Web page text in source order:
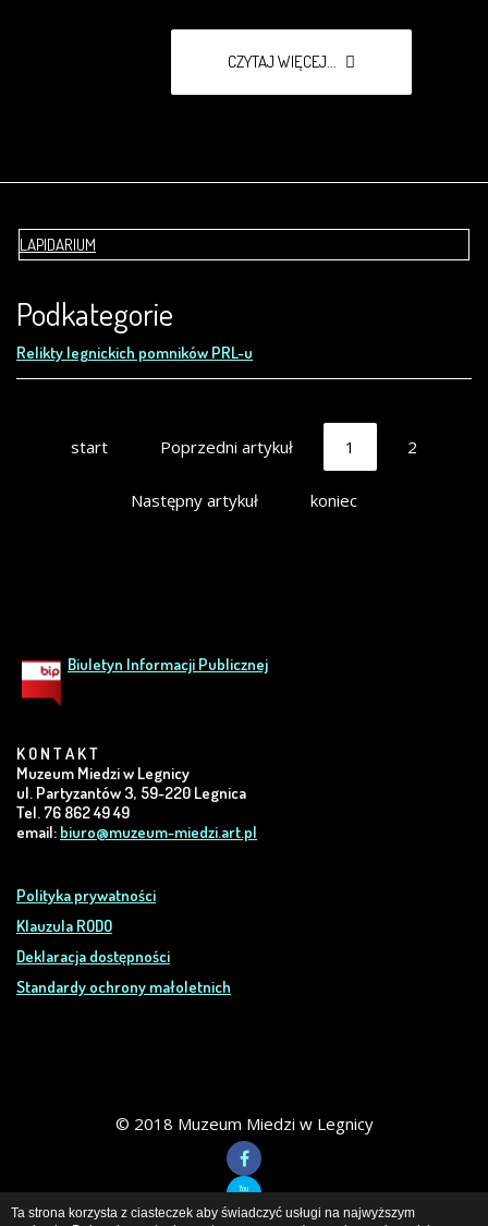
CZYTAJ WIĘCEJ...
LAPIDARIUM
Podkategorie
Relikty legnickich pomników PRL-u
start Poprzedni artykuł 1 2
Następny artykuł koniec
Biuletyn Informacji Publicznej
K O N T A K T
Muzeum Miedzi w Legnicy
ul. Partyzantów 3, 59-220 Legnica
Tel. 76 862 49 49
email: biuro@muzeum-miedzi.art.pl
Polityka prywatności
Klauzula RODO
Deklaracja dostępności
Standardy ochrony małoletnich
© 2018 Muzeum Miedzi w Legnicy
Ta strona korzysta z ciasteczek aby świadczyć usługi na najwyższym